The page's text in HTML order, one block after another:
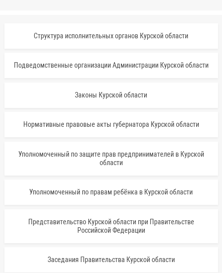
Структура исполнительных органов Курской области
Подведомственные организации Администрации Курской области
Законы Курской области
Нормативные правовые акты губернатора Курской области
Уполномоченный по защите прав предпринимателей в Курской
области
Уполномоченный по правам ребёнка в Курской области
Представительство Курской области при Правительстве
Российской Федерации
Заседания Правительства Курской области